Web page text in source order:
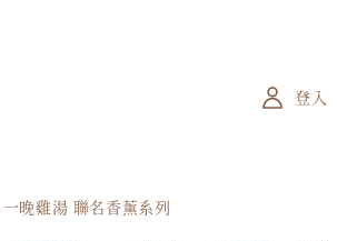
一晚雞湯 聯名香薰系列
登入